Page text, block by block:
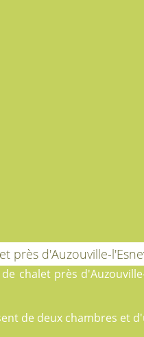
près d'Auzouville-
chalet près
de deux chambres et